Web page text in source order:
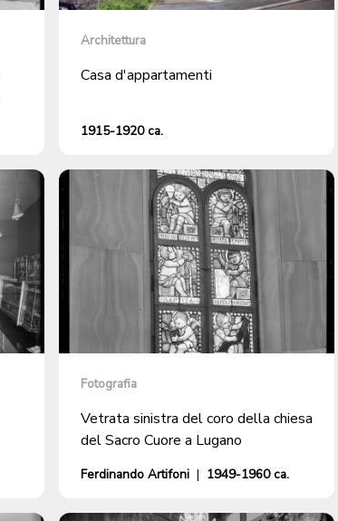
Architettura
Casa d'appartamenti
1915-1920 ca.
Fotografia
Vetrata sinistra del coro della chiesa
del Sacro Cuore a Lugano
Ferdinando Artifoni | 1949-1960 ca.